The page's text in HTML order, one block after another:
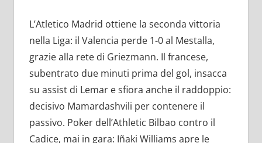
L’Atletico Madrid ottiene la seconda vittoria
nella Liga: il Valencia perde 1-0 al Mestalla,
grazie alla rete di Griezmann. Il francese,
subentrato due minuti prima del gol, insacca
su assist di Lemar e sfiora anche il raddoppio:
decisivo Mamardashvili per contenere il
passivo. Poker dell’Athletic Bilbao contro il
Cadice, mai in gara: Iñaki Williams apre le